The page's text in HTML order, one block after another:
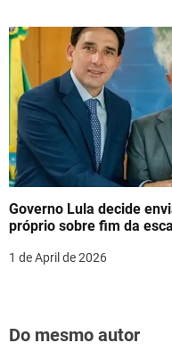
Governo Lula decide
próprio sobre fim da
1 de April de 2026
Do mesmo autor